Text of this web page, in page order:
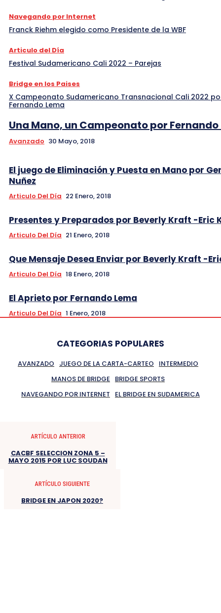
Navegando por Internet
Franck Riehm elegido como Presidente de la WBF
Articulo del Día
Festival Sudamericano Cali 2022 – Parejas
Bridge en los Paises
X Campeonato Sudamericano Transnacional Cali 2022
Fernando Lema
Una Mano, un Campeonato por Fernando
Avanzado 30 Mayo, 2018
El juego de Eliminación y Puesta en Mano por
Nuñez
Articulo Del Día 22 Enero, 2018
Presentes y Preparados por Beverly Kraft -Eric
Articulo Del Día 21 Enero, 2018
Que Mensaje Desea Enviar por Beverly Kraft -
Articulo Del Día 18 Enero, 2018
El Aprieto por Fernando Lema
Articulo Del Día 1 Enero, 2018
CATEGORIAS POPULARES
AVANZADO JUEGO DE LA CARTA-CARTEO
INTERMEDIO
MANOS DE BRIDGE
BRIDGE SPORTS
NAVEGANDO POR INTERNET
EL BRIDGE EN SUDAMERICA
ARTÍCULO ANTERIOR
CACBF SELECCION ZONA 5 –
MAYO 2015 POR LUC SOUDAN
ARTÍCULO SIGUIENTE
BRIDGE EN JAPON 2020?